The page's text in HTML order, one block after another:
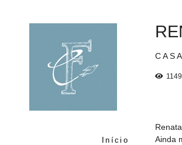
Início
1149
Ainda